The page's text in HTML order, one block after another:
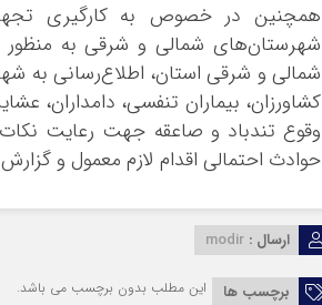
همچنین در خصوص به کارگیری
شهرستان‌های شمالی و شرقی به منظور
شمالی و شرقی استان، اطلاع‌رسانی به
کشاورزان، بیماران تنفسی، دامداران،
وقوع تندباد و صاعقه جهت رعایت
حوادث احتمالی اقدام لازم معمول و
ارسال : modir
برچسب ها این مطلب بدون برچسب می باشد.